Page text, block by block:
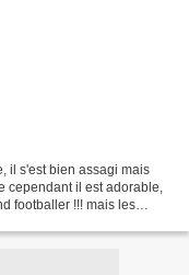
il s'est bien assagi mais
cependant il est adorable,
footballer !!! mais les